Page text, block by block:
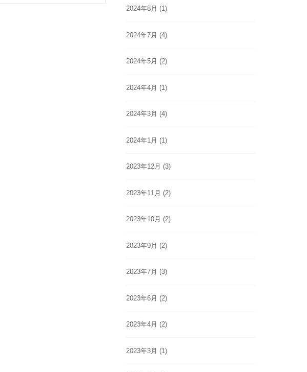
2024年8月 (1)
2024年7月 (4)
2024年5月 (2)
2024年4月 (1)
2024年3月 (4)
2024年1月 (1)
2023年12月 (3)
2023年11月 (2)
2023年10月 (2)
2023年9月 (2)
2023年7月 (3)
2023年6月 (2)
2023年4月 (2)
2023年3月 (1)